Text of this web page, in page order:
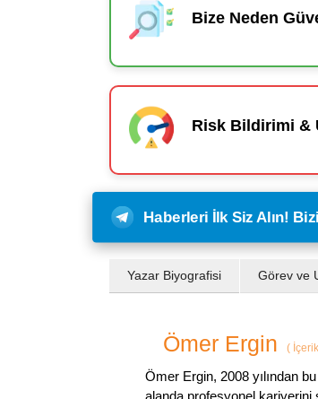
Bize Neden
Risk Bildirimi &
Haberleri İlk Siz Alın!
Yazar Biyografisi Görev ve
Ömer Ergin (
Ömer Ergin, 2008 yılından